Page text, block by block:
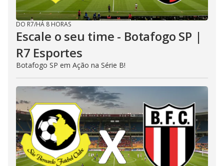
DO R7/HÁ 8 HORAS
Escale o seu time - Botafogo SP |
R7 Esportes
Botafogo SP em Ação na Série B!